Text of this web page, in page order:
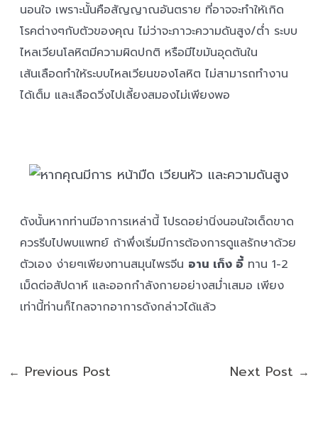
นอนใจ เพราะนั้นคือสัญญาณอันตราย ที่อาจจะทำให้เกิด
โรคต่างๆกับตัวของคุณ ไม่ว่าจะภาวะความดันสูง/ต่ำ ระบบ
ไหลเวียนโลหิตมีความผิดปกติ หรือมีไขมันอุดตันใน
เส้นเลือดทำให้ระบบไหลเวียนของโลหิต ไม่สามารถทำงาน
ได้เต็ม และเลือดวิ่งไปเลี้ยงสมองไม่เพียงพอ
ดังนั้นหากท่านมีอาการเหล่านี้ โปรดอย่านิ่งนอนใจเด็ดขาด
ควรรีบไปพบแพทย์ ถ้าพึ่งเริ่มมีการต้องการดูแลรักษาด้วย
ตัวเอง ง่ายๆเพียงทานสมุนไพรจีน อาน เก็ง อี้ ทาน 1-2
เม็ดต่อสัปดาห์ และออกกำลังกายอย่างสม่ำเสมอ เพียง
เท่านี้ท่านก็ไกลจากอาการดังกล่าวได้แล้ว
← Previous Post Next Post →